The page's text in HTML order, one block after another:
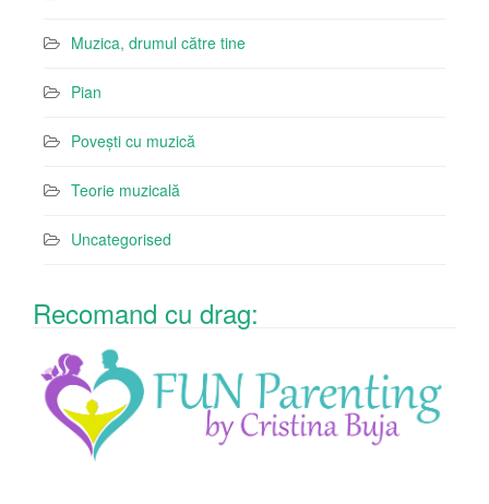
Muzica, drumul către tine
Pian
Povești cu muzică
Teorie muzicală
Uncategorised
Recomand cu drag: